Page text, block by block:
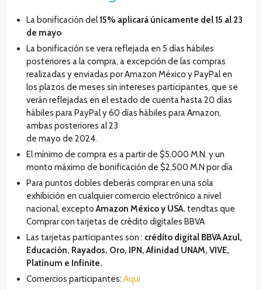
La bonificación del15% aplicará únicamente del 15 al 23
de mayo
La bonificación se vera reflejada en 5 días hábiles
posteriores a la compra, a excepción de las compras
realizadas y enviadas por Amazon México y PayPal en
los plazos de meses sin intereses participantes, que se
verán reflejadas en el estado de cuenta hasta 20 días
hábiles para PayPal y 60 días hábiles para Amazon,
ambas posteriores al 23
de mayo de 2024.
El mínimo de compra es a partir de $5,000 M.N. y un
monto máximo de bonificación de $2,500 M.N por día
Para puntos dobles deberás comprar en una sola
exhibición en cualquier comercio electrónico a nivel
nacional, exceptoAmazon México y USA. tendtas que
Comprar con tarjetas de crédito digitales BBVA
Las tarjetas participantes son : crédito digital BBVA Azul,
Educación, Rayados, Oro, IPN, Afinidad UNAM, VIVE,
Platinum e Infinite.
Comercios participantes: Aquí